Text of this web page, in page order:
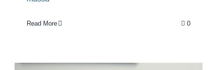
Read More 0